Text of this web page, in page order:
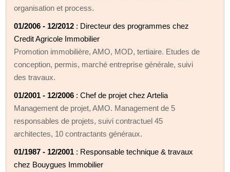
organisation et process.
01/2006 - 12/2012 : Directeur des programmes chez
Credit Agricole Immobilier
Promotion immobilière, AMO, MOD, tertiaire. Etudes de
conception, permis, marché entreprise générale, suivi
des travaux.
01/2001 - 12/2006 : Chef de projet chez Artelia
Management de projet, AMO. Management de 5
responsables de projets, suivi contractuel 45
architectes, 10 contractants généraux.
01/1987 - 12/2001 : Responsable technique & travaux
chez Bouygues Immobilier